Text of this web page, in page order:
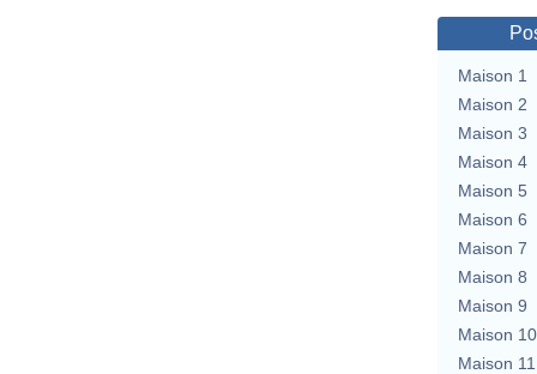
Maison 1
Maison 2
Maison 3
Maison 4
Maison 5
Maison 6
Maison 7
Maison 8
Maison 9
Maison 10
Maison 11